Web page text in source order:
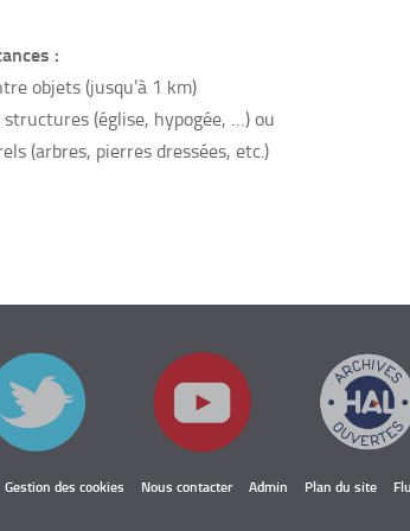
:
objets (jusqu’à 1 km)
(église, hypogée, …) ou
(arbres, pierres dressées, etc.)
Gestion des cookies Nous contacter Admin Plan du site